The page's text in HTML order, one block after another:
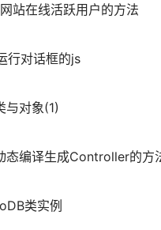
站在线活跃用户的方法
行对话框的js
与对象(1)
态编译生成Controller的方
类实例